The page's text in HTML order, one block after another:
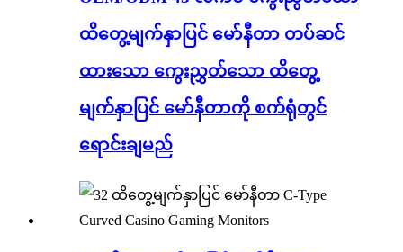
ထိတွေ့မျက်နှာပြင် မော်နီတာ တပ်ဆင်
ထားသော ကွေးညွှတ်သော ထိတွေ့
မျက်နှာပြင် မော်နီတာကို စက်ရုံတွင်
ရောင်းချမည်